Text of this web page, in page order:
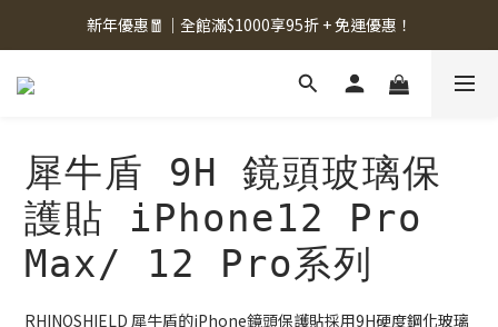
新年優惠🧧｜全館滿$1000享95折 + 免運優惠！
犀牛盾 9H 鏡頭玻璃保
護貼 iPhone12 Pro
Max/ 12 Pro系列
RHINOSHIELD 犀牛盾的iPhone鏡頭保護貼採用9H硬度鋼化玻璃